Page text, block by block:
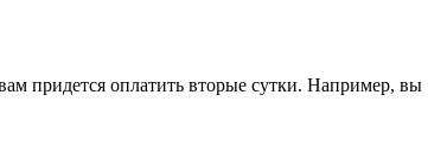
придется оплатить вторые сутки. Например, вы